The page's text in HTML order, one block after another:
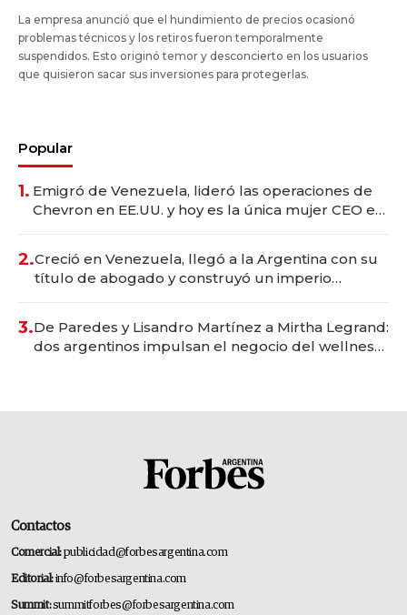
La empresa anunció que el hundimiento de precios ocasionó
problemas técnicos y los retiros fueron temporalmente
suspendidos. Esto originó temor y desconcierto en los usuarios
que quisieron sacar sus inversiones para protegerlas.
Popular
1. Emigró de Venezuela, lideró las operaciones de
Chevron en EE.UU. y hoy es la única mujer CEO en
2.Creció en Venezuela, llegó a la Argentina con su
título de abogado y construyó un imperio
3.De Paredes y Lisandro Martínez a Mirtha Legrand:
dos argentinos impulsan el negocio del wellness
Contactos
Comercial:publicidad@forbesargentina.com
Editorial:info@forbesargentina.com
Summit:summitforbes@forbesargentina.com